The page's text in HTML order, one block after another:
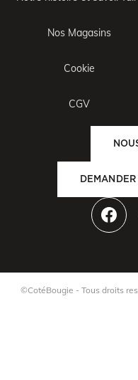
Nos Magasins
Cookie
CGV
©CotéBougie - Tous droits